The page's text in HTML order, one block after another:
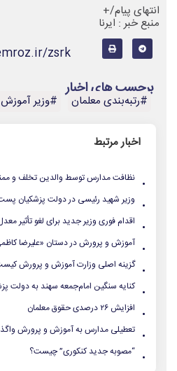
انتهای پیام/+
منبع خبر : ایرنا
zsrk
برچسب های اخبار
#رتبه‌بندی معلمان #وزیر
اخبار مرتبط
. نظافت مدارس توسط والدین تخلف و
. وزیر شهید رئیسی در دولت پزشکیان
. اقدام فوری وزیر جدید برای لغو تأثیر
. آموزش و پرورش در دستان «علیرضا
. گزینه اصلی وزارت آموزش و پرورش
. کنایه سنگین امام‌جمعه سهند به دولت
. افزایش ۲۶ درصدی حقوق معلمان
. تعطیلی مدارس به آموزش و پرورش
. “مصوبه جدید کنکوری” چیست؟